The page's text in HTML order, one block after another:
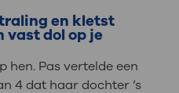
en kletst
vast dol op je
hen. Pas vertelde een
4 dat haar dochter ’s